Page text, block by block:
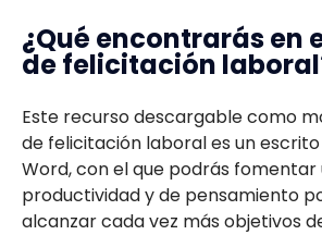
¿Qué encontrarás en
de felicitación
Este recurso descargable como
de felicitación laboral es un
Word, con el que podrás
productividad y de pensamiento
alcanzar cada vez más objetivos